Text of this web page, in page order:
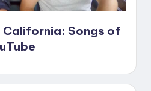
California: Songs of